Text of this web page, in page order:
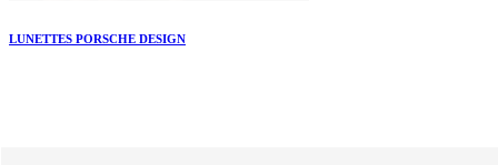
LUNETTES PORSCHE DESIGN